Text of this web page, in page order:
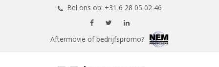
Bel ons op: +31 6 28 05 02 46
Aftermovie of bedrijfspromo?